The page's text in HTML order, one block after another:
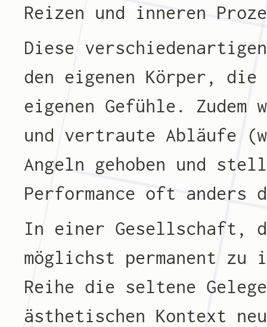
Reizen und inneren
Diese
den eigenen Körper, die
eigenen Gefühle.
und vertraute Abläufe
Angeln gehoben und
Performance oft anders
In einer Gesellschaft,
möglichst permanent
Reihe die seltene
ästhetischen Kontext